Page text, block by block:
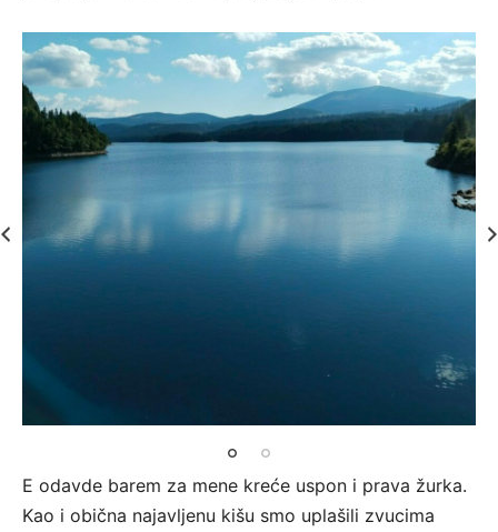
E odavde barem za mene kreće uspon i prava žurka.
Kao i obična najavljenu kišu smo uplašili zvucima